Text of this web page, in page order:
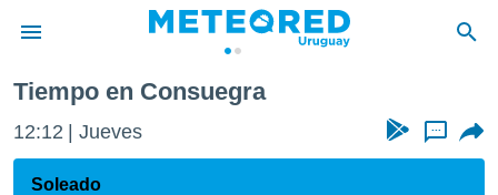
de
ha
Tiempo en Consuegra
12:12 Jueves ...
Soleado